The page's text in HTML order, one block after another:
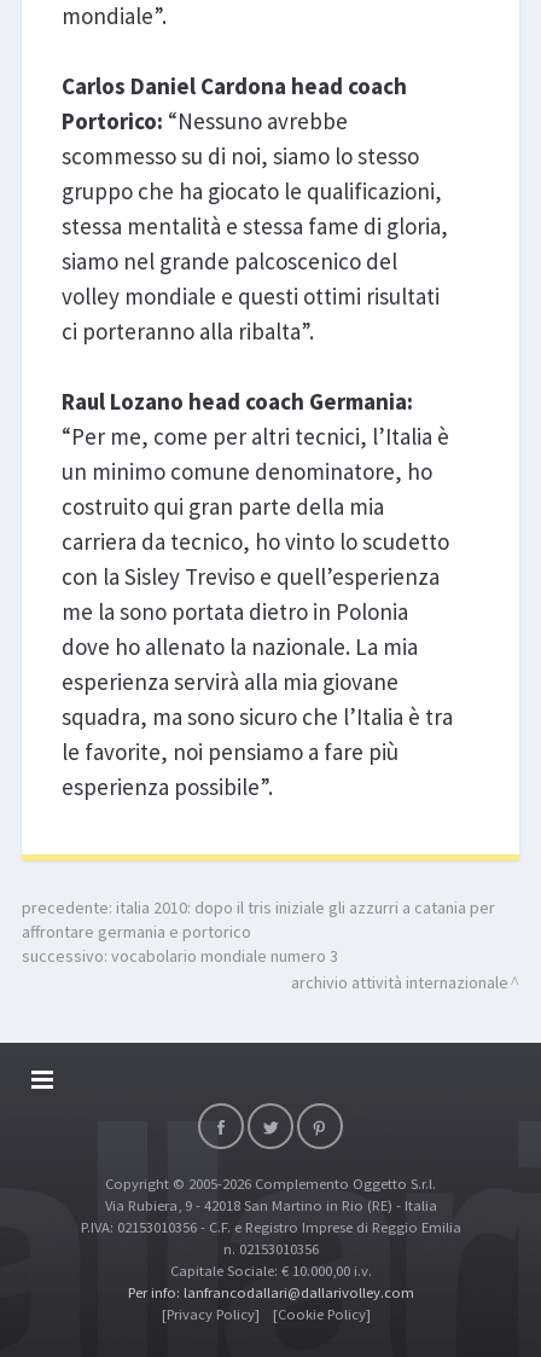
mondiale”.
Carlos Daniel Cardona head coach
Portorico: “Nessuno avrebbe
scommesso su di noi, siamo lo stesso
gruppo che ha giocato le qualificazioni,
stessa mentalità e stessa fame di gloria,
siamo nel grande palcoscenico del
volley mondiale e questi ottimi risultati
ci porteranno alla ribalta”.
Raul Lozano head coach Germania:
“Per me, come per altri tecnici, l’Italia è
un minimo comune denominatore, ho
costruito qui gran parte della mia
carriera da tecnico, ho vinto lo scudetto
con la Sisley Treviso e quell’esperienza
me la sono portata dietro in Polonia
dove ho allenato la nazionale. La mia
esperienza servirà alla mia giovane
squadra, ma sono sicuro che l’Italia è tra
le favorite, noi pensiamo a fare più
esperienza possibile”.
precedente: italia 2010: dopo il tris iniziale gli azzurri a catania per
affrontare germania e portorico
successivo: vocabolario mondiale numero 3
archivio attività internazionale
DALLARIVOLLEY SOSTIENE
TOP RICERCHE
SITE MAP
Copyright © 2005-2026 Complemento Oggetto S.r.l.
Via Rubiera, 9 - 42018 San Martino in Rio (RE) - Italia
P.IVA: 02153010356 - C.F. e Registro Imprese di Reggio Emilia
n. 02153010356
Capitale Sociale: € 10.000,00 i.v.
Per info: lanfrancodallari@dallarivolley.com
[Privacy Policy]
[Cookie Policy]